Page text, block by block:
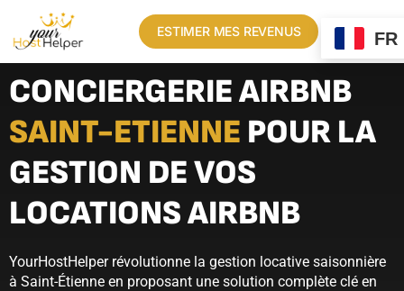
ESTIMER MES REVENUS
CONCIERGERIE AIRBNB
SAINT-ETIENNE POUR LA
GESTION DE VOS
LOCATIONS AIRBNB
YourHostHelper révolutionne la gestion locative saisonnière
à Saint-Étienne en proposant une solution complète clé en
FR